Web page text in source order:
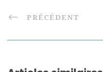
PRÉCÉDENT